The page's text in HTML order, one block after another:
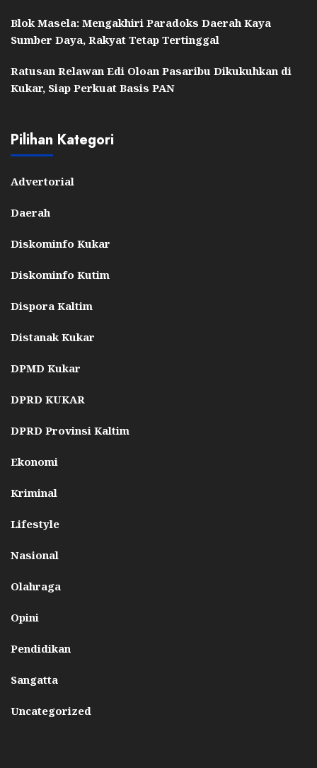
Blok Masela: Mengakhiri Paradoks Daerah Kaya
Sumber Daya, Rakyat Tetap Tertinggal
Ratusan Relawan Edi Oloan Pasaribu Dikukuhkan di
Kukar, Siap Perkuat Basis PAN
Pilihan Kategori
Advertorial
Daerah
Diskominfo Kukar
Diskominfo Kutim
Dispora Kaltim
Distanak Kukar
DPMD Kukar
DPRD KUKAR
DPRD Provinsi Kaltim
Ekonomi
Kriminal
Lifestyle
Nasional
Olahraga
Opini
Pendidikan
Sangatta
Uncategorized